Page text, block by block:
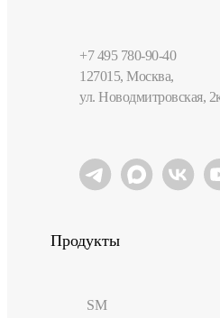
+7 495 780-90-40
127015, Москва,
ул. Новодмитровская,
Продукты
SM